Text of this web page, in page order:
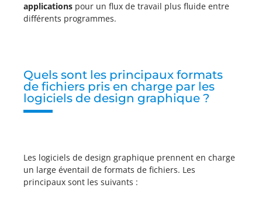
applications pour un flux de travail plus fluide entre
différents programmes.
Quels sont les principaux formats
de fichiers pris en charge par les
logiciels de design graphique ?
Les logiciels de design graphique prennent en charge
un large éventail de formats de fichiers. Les
principaux sont les suivants :